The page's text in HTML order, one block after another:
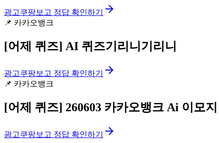
광고쿠팡보고 정답 확인하기
📌 카카오뱅크
[어제 퀴즈] AI 퀴즈기리니기리니
광고쿠팡보고 정답 확인하기
📌 카카오뱅크
[어제 퀴즈] 260603 카카오뱅크 Ai 이모
광고쿠팡보고 정답 확인하기